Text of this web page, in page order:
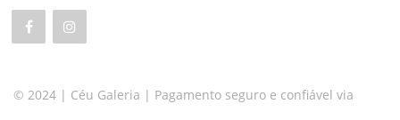
© 2024 | Céu Galeria | Pagamento seguro e confiável via